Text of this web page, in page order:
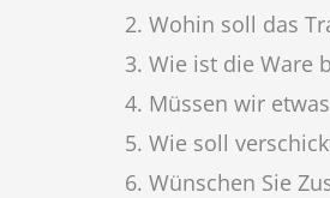
Wohin soll das
Wie ist die Ware
Müssen wir
Wie soll
Wünschen Sie